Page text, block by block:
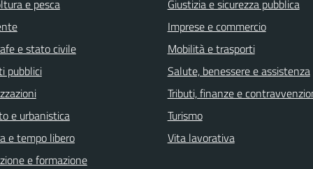
e pesca
e stato civile
pubblici
e urbanistica
e tempo libero
e formazione
Giustizia e sicurezza pubblica
Imprese e commercio
Mobilità e trasporti
Salute, benessere e assistenza
Tributi, finanze e
Turismo
Vita lavorativa